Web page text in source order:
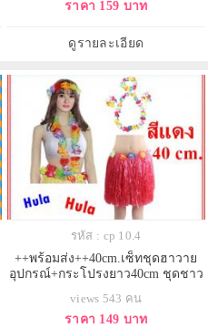
เต้นฮาวาย
ราคา 159 บาท
ดูรายละเอียด
รหัส : cp 10.4
++พร้อมส่ง++40cm.เซ็ทชุดฮาวาย
อุปกรณ์+กระโปรงยาว40cm ชุดชาว
กระโปรงเชือกฟาง กระโปรงเต้น
ฮาวาย
views 543 คน
ราคา 149 บาท